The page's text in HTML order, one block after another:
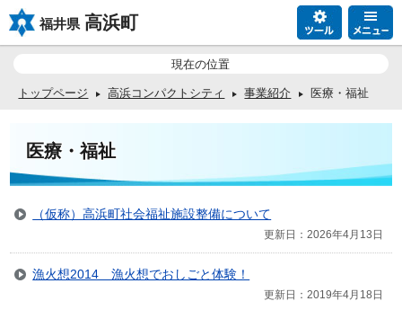
福井県 高浜町
現在の位置
トップページ 高浜コンパクトシティ 事業紹介 医療・福祉
医療・福祉
（仮称）高浜町社会福祉施設整備について
更新日：2026年4月13日
漁火想2014 漁火想でおしごと体験！
更新日：2019年4月18日